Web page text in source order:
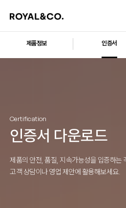
제품정보 인증서
Certification
인증서 다운로드
제품의 안전, 품질, 지속가능성을 입증하는
고객 상담이나 영업 제안에 활용해보세요.